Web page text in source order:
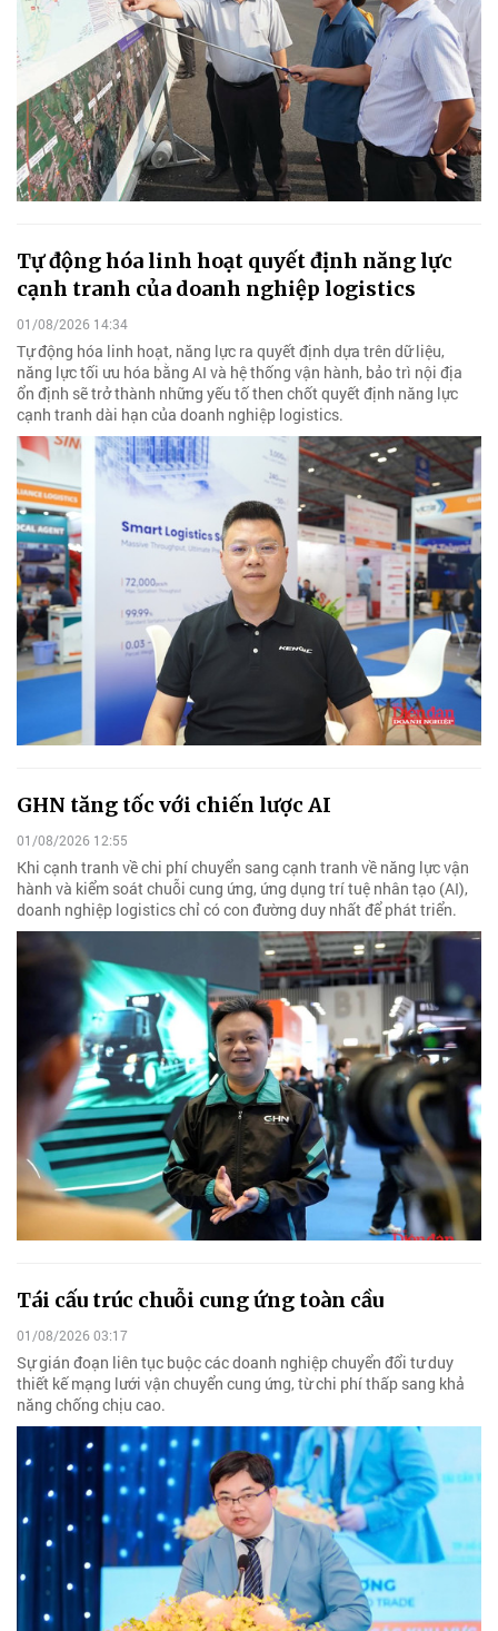
Tự động hóa linh hoạt quyết định năng lực
cạnh tranh của doanh nghiệp logistics
01/08/2026 14:34
Tự động hóa linh hoạt, năng lực ra quyết định dựa trên dữ liệu,
năng lực tối ưu hóa bằng AI và hệ thống vận hành, bảo trì nội địa
ổn định sẽ trở thành những yếu tố then chốt quyết định năng lực
cạnh tranh dài hạn của doanh nghiệp logistics.
GHN tăng tốc với chiến lược AI
01/08/2026 12:55
Khi cạnh tranh về chi phí chuyển sang cạnh tranh về năng lực vận
hành và kiểm soát chuỗi cung ứng, ứng dụng trí tuệ nhân tạo (AI),
doanh nghiệp logistics chỉ có con đường duy nhất để phát triển.
Tái cấu trúc chuỗi cung ứng toàn cầu
01/08/2026 03:17
Sự gián đoạn liên tục buộc các doanh nghiệp chuyển đổi tư duy
thiết kế mạng lưới vận chuyển cung ứng, từ chi phí thấp sang khả
năng chống chịu cao.